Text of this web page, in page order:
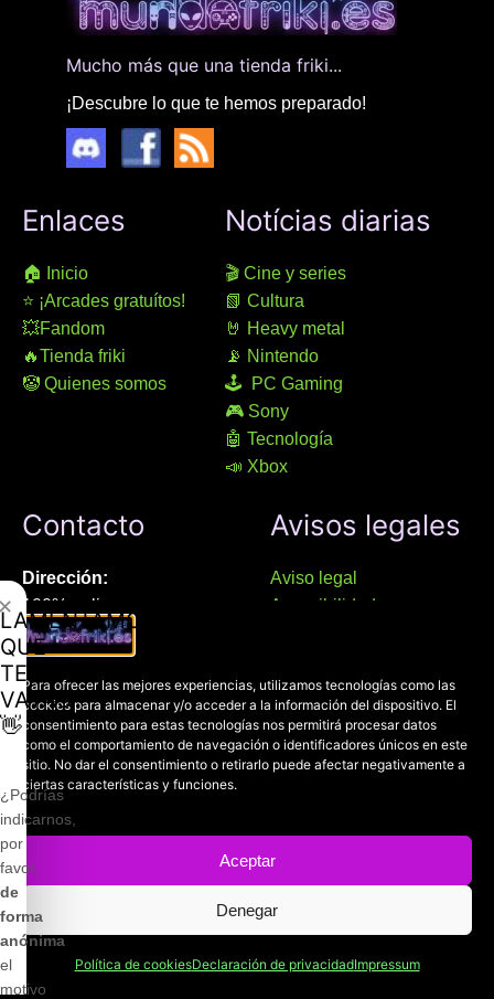
Para ofrecer las mejores experiencias, utilizamos tecnologías como las
cookies para almacenar y/o acceder a la información del dispositivo. El
consentimiento para estas tecnologías nos permitirá procesar datos
como el comportamiento de navegación o identificadores únicos en este
sitio. No dar el consentimiento o retirarlo puede afectar negativamente a
ciertas características y funciones.
Aceptar
Denegar
Política de cookiesDeclaración de privacidadImpressum
Mucho más que una tienda friki...
¡Descubre lo que te hemos preparado!
Enlaces
🏠 Inicio
⭐ ¡Arcades gratuítos!
💥Fandom
🔥Tienda friki
🤡 Quienes somos
Notícias diarias
🎬 Cine y series
📗 Cultura
🤘 Heavy metal
📡 Nintendo
🕹 PC Gaming
🎮 Sony
🤖 Tecnología
📣 Xbox
Contacto
Dirección:
100% online
Manresa (08241), Barcelona
Chat Whatsapp (solo texto):
+34 689 800 662
Correo:
contacto@mundofriki.es
Avisos legales
Aviso legal
Accesibilidad
Política de privacidad
Mundofriki.es
Casadejús Pérez
LAMENTAMOS
QUE
TE
VAYAS
👋
¿Podrías
indicarnos,
por
favor,
de
forma
anónima
el
motivo